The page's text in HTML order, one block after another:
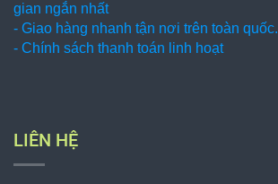
gian ngắn nhất
- Giao hàng nhanh tận nơi trên toàn quốc.
- Chính sách thanh toán linh hoạt
LIÊN HỆ